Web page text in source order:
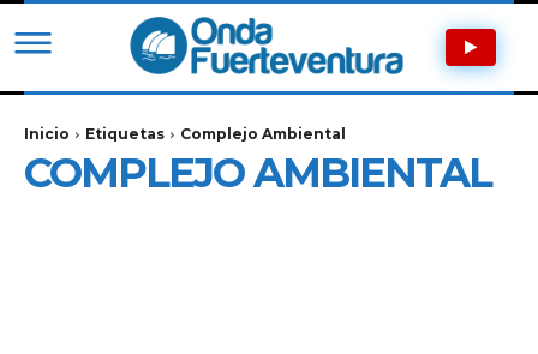
Inicio Etiquetas Complejo Ambiental
COMPLEJO AMBIENTAL